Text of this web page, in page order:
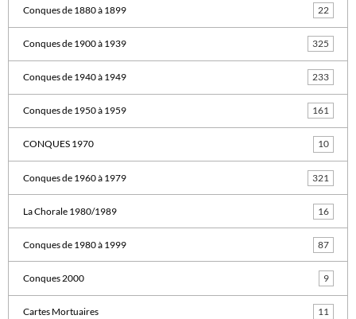
Conques de 1880 à 1899 22
Conques de 1900 à 1939 325
Conques de 1940 à 1949 233
Conques de 1950 à 1959 161
CONQUES 1970 10
Conques de 1960 à 1979 321
La Chorale 1980/1989 16
Conques de 1980 à 1999 87
Conques 2000 9
Cartes Mortuaires 11